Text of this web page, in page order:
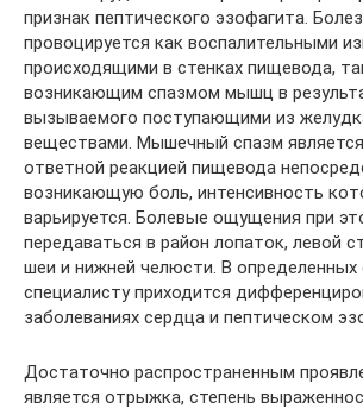
признак пептического эзофагита.
провоцируется как воспалительными
происходящими в стенках пищевода,
возникающим спазмом мышц в
вызываемого поступающими из
веществами. Мышечный спазм
ответной реакцией пищевода
возникающую боль, интенсивность
варьируется. Болевые ощущения при
передаваться в район лопаток, левой
шеи и нижней челюсти. В определенных
специалисту приходится
заболеваниях сердца и пептическом
Достаточно распространенным
является отрыжка, степень